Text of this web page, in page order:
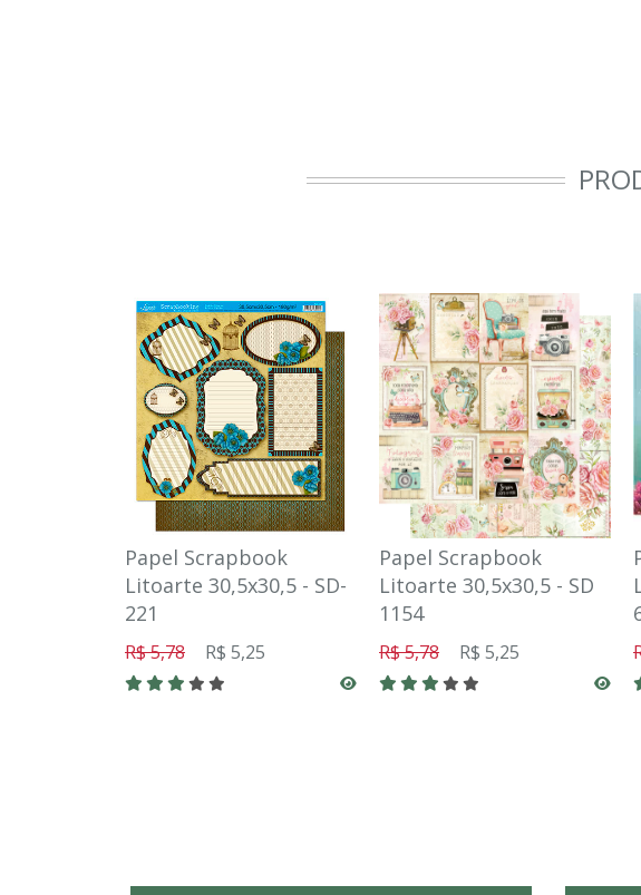
Papel Scrapbook
Litoarte 30,5x30,5 - SD-
221
R$ 5,78 R$ 5,25
Papel Scrapbook
Litoarte 30,5x30,5 - SD
1154
R$ 5,78 R$ 5,25